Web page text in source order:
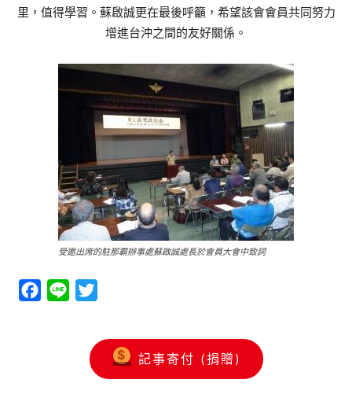
里，值得學習。蘇啟誠更在最後呼籲，希望該會會員共同努力
增進台沖之間的友好關係。
受邀出席的駐那霸辦事處蘇啟誠處長於會員大會中致詞
Facebook
Line
記事寄付 (捐贈)